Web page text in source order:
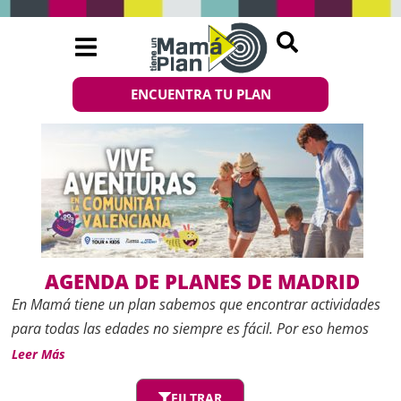
ENCUENTRA TU PLAN
AGENDA DE PLANES DE MADRID
EnMamá tiene un plansabemos que encontrar actividades
para todas las edades no siempre es fácil. Por eso hemos
creado esta
actualizado con las mejores propuestas de ocio, cultura y
Leer Más